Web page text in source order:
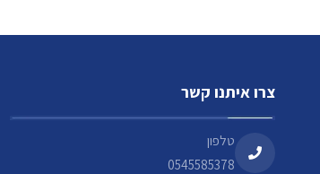
צרו איתנו קשר
טלפון
0545585378